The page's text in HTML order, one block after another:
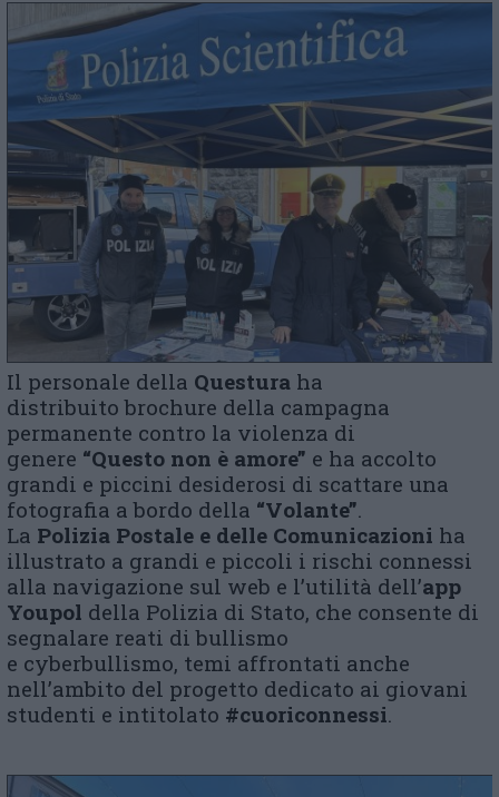
Il personale della Questura ha
distribuito brochure della campagna
permanente contro la violenza di
genere “Questo non è amore” e ha accolto
grandi e piccini desiderosi di scattare una
fotografia a bordo della “Volante”.
La Polizia Postale e delle Comunicazioni ha
illustrato a grandi e piccoli i rischi connessi
alla navigazione sul web e l’utilità dell’app
Youpol della Polizia di Stato, che consente di
segnalare reati di bullismo
e cyberbullismo, temi affrontati anche
nell’ambito del progetto dedicato ai giovani
studenti e intitolato #cuoriconnessi.